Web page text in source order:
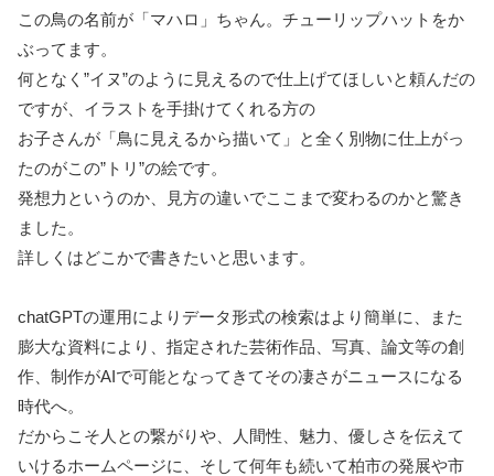
この鳥の名前が「マハロ」ちゃん。チューリップハットをか
ぶってます。
何となく”イヌ”のように見えるので仕上げてほしいと頼んだの
ですが、イラストを手掛けてくれる方の
お子さんが「鳥に見えるから描いて」と全く別物に仕上がっ
たのがこの”トリ”の絵です。
発想力というのか、見方の違いでここまで変わるのかと驚き
ました。
詳しくはどこかで書きたいと思います。
chatGPTの運用によりデータ形式の検索はより簡単に、また
膨大な資料により、指定された芸術作品、写真、論文等の創
作、制作がAIで可能となってきてその凄さがニュースになる
時代へ。
だからこそ人との繋がりや、人間性、魅力、優しさを伝えて
いけるホームページに、そして何年も続いて柏市の発展や市